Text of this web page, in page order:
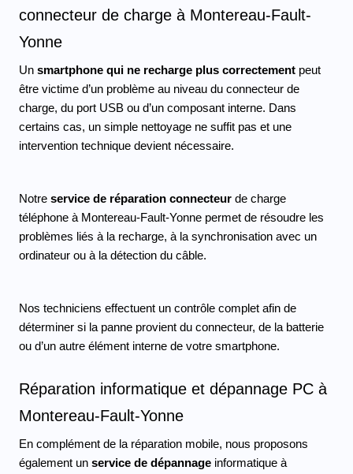
connecteur de charge à Montereau-Fault-
Yonne
Un smartphone qui ne recharge plus correctement peut
être victime d’un problème au niveau du connecteur de
charge, du port USB ou d’un composant interne. Dans
certains cas, un simple nettoyage ne suffit pas et une
intervention technique devient nécessaire.
Notre service de réparation connecteur de charge
téléphone à Montereau-Fault-Yonne permet de résoudre les
problèmes liés à la recharge, à la synchronisation avec un
ordinateur ou à la détection du câble.
Nos techniciens effectuent un contrôle complet afin de
déterminer si la panne provient du connecteur, de la batterie
ou d’un autre élément interne de votre smartphone.
Réparation informatique et dépannage PC à
Montereau-Fault-Yonne
En complément de la réparation mobile, nous proposons
également un service de dépannage informatique à